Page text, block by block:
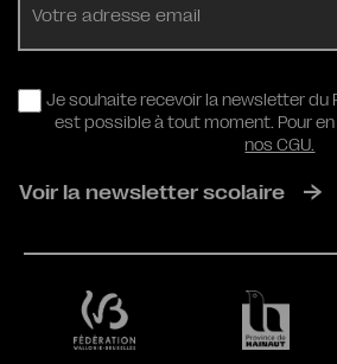
RGPD
Je souhaite recevoir la newsletter du
est possible à tout moment. Pour
nos CGU.
Voir la newsletter scolaire